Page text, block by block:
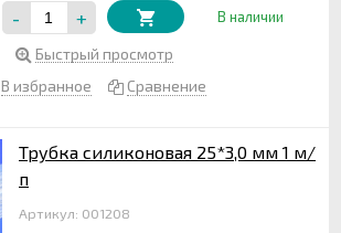
- + В наличии
Быстрый просмотр
В избранное
Сравнение
Трубка силиконовая 25*3,0 мм 1 м/
п
Артикул: 001208